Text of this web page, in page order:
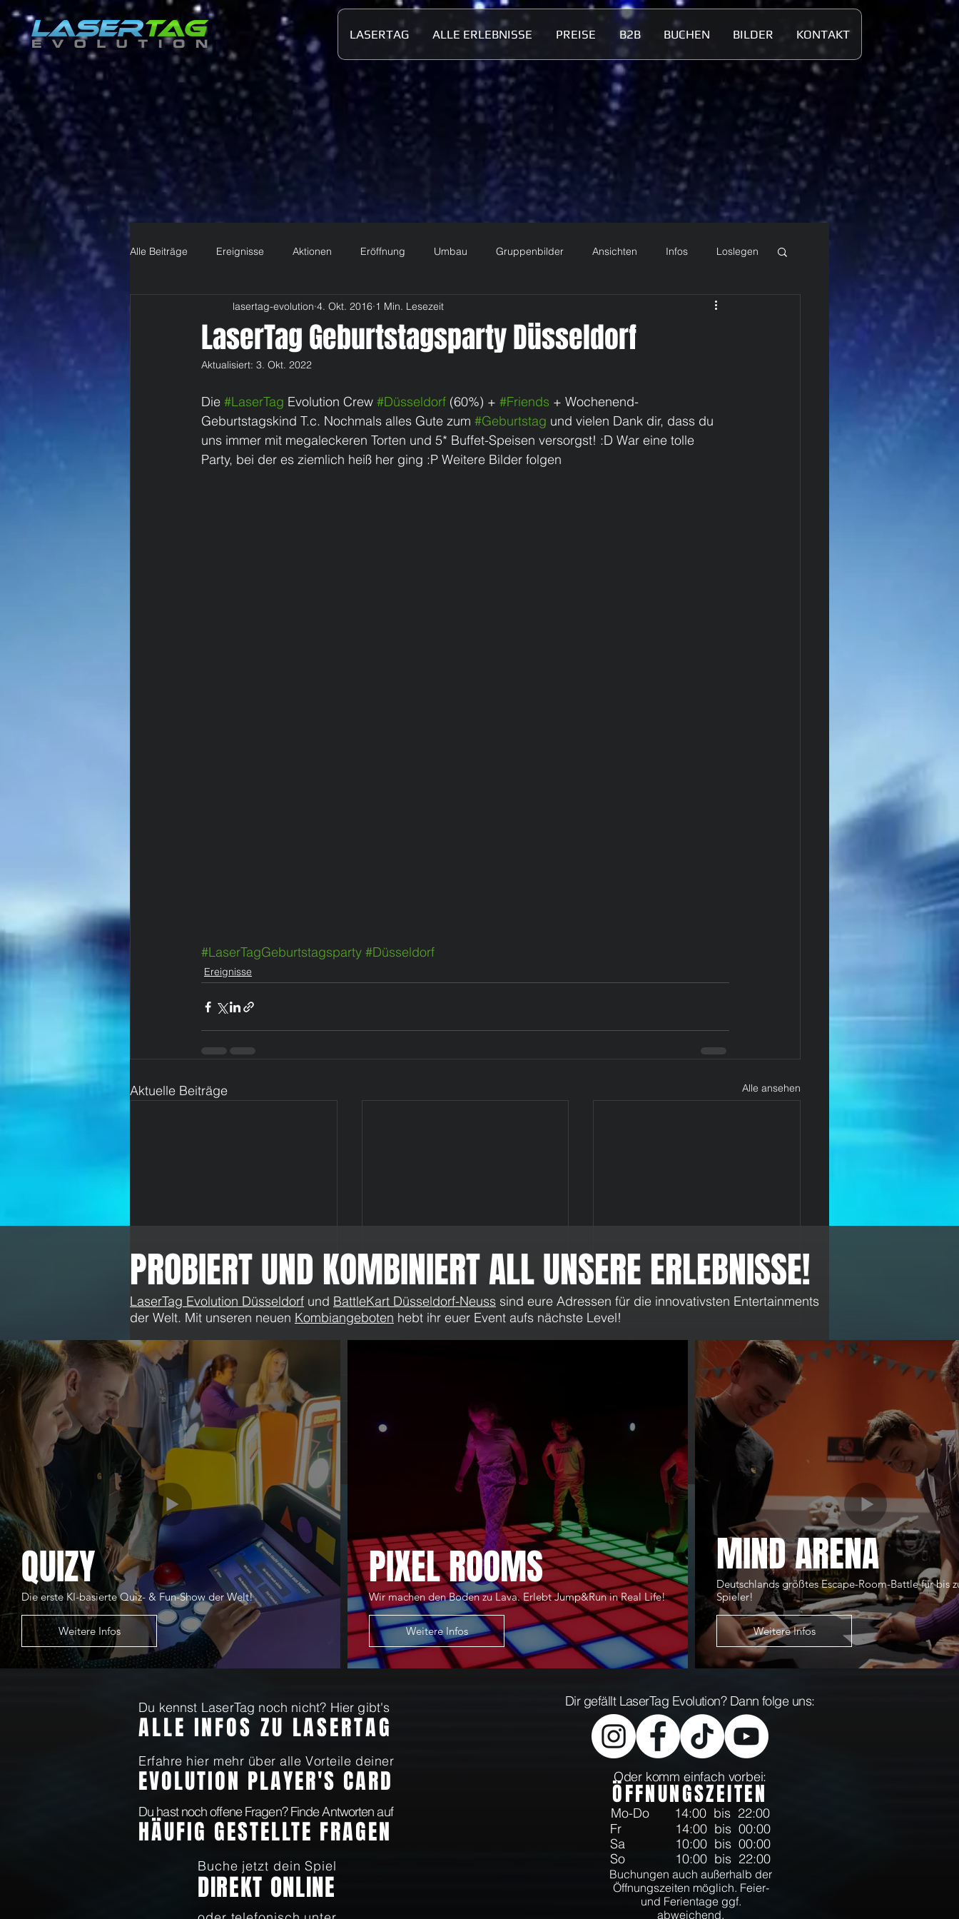
LASERTAG ALLE ERLEBNISSE PREISE B2B BUCHEN BILDER KONTAKT
Alle Beiträge Ereignisse Aktionen Eröffnung Umbau Gruppenbilder Ansichten Infos Loslegen
LaserTag Geburtstagsparty Düsseldorf
lasertag-evolution 4. Okt. 2016 1 Min. Lesezeit
Aktualisiert: 3. Okt. 2022
Die #LaserTag Evolution Crew #Düsseldorf (60%) + #Friends + Wochenend-
Geburtstagskind T.c. Nochmals alles Gute zum #Geburtstag und vielen Dank dir, dass du
uns immer mit megaleckeren Torten und 5* Buffet-Speisen versorgst! :D War eine tolle
Party, bei der es ziemlich heiß her ging :P Weitere Bilder folgen
#LaserTagGeburtstagsparty #Düsseldorf
Ereignisse
Aktuelle Beiträge Alle ansehen
Vorerst keine Wiederöffnung
Schließung verlängert bis zum
Schließung zur Eindämmung von
Kommentare
Kommentar verfassen...
PROBIERT UND KOMBINIERT ALL UNSERE ERLEBNISSE!
LaserTag Evolution Düsseldorf und BattleKart Düsseldorf-Neuss sind eure Adressen für die innovativsten Entertainments
der Welt. Mit unseren neuen Kombiangeboten hebt ihr euer Event aufs nächste Level!
QUIZY
Die erste KI-basierte Quiz- & Fun-Show der Welt!
Weitere Infos
PIXEL ROOMS
Wir machen den Boden zu Lava. Erlebt Jump&Run in Real Life!
Weitere Infos
MIND ARENA
Deutschlands größtes Escape-Room-Battle für bis
Spieler!
Weitere Infos
Du kennst LaserTag noch nicht? Hier gibt's
ALLE INFOS ZU LASERTAG
Erfahre hier mehr über alle Vorteile deiner
EVOLUTION PLAYER'S CARD
Du hast noch offene Fragen? Finde Antworten auf
HÄUFIG GESTELLTE FRAGEN
Buche jetzt dein Spiel
DIREKT ONLINE
Dir gefällt LaserTag Evolution? Dann folge uns:
Oder komm einfach vorbei:
ÖFFNUNGSZEITEN
Mo-Do
14:00 bis 22:00
Fr 14:00 bis 00:00
Sa 10:00 bis 00:00
So 10:00 bis 22:00
Buchungen auch außerhalb der
Öffnungszeiten möglich. Feier-
und Ferientage ggf.
abweichend.